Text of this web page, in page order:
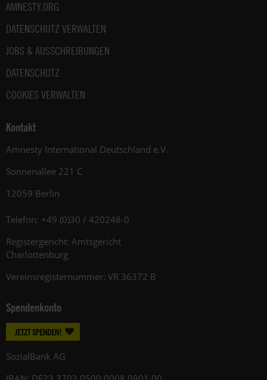
AMNESTY.ORG
DATENSCHUTZ VERWALTEN
JOBS & AUSSCHREIBUNGEN
DATENSCHUTZ
COOKIES VERWALTEN
Kontakt
Amnesty International Deutschland e.V.
Sonnenallee 221 C
12059 Berlin
Telefon: +49 (0)30 / 420248-0
Registergericht: Amtsgericht
Charlottenburg
Vereinsregisternummer: VR 36372 B
Spendenkonto
JETZT SPENDEN!
SozialBank AG